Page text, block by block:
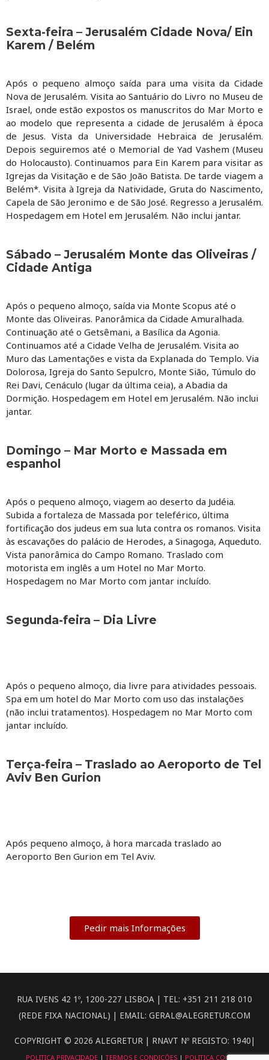
Sexta-feira – Jerusalém Cidade Nova/ Ein
Karem / Belém
Após o pequeno almoço saída para uma visita da Cidade
Nova de Jerusalém. Visita ao Santuário do Livro no Museu de
Israel, onde estão expostos os manuscritos do Mar Morto e
ao modelo que representa a cidade de Jerusalém à época
de Jesus. Vista da Universidade Hebraica de Jerusalém.
Depois seguiremos até o Memorial de Yad Vashem (Museu
do Holocausto). Continuamos para Ein Karem para visitar as
Igrejas da Visitação e de São João Batista. De tarde viagem a
Belém*. Visita à Igreja da Natividade, Gruta do Nascimento,
Capela de São Jeronimo e de São José. Regresso a Jerusalém.
Hospedagem em Hotel em Jerusalém. Não inclui jantar.
Sábado – Jerusalém Monte das Oliveiras /
Cidade Antiga
Após o pequeno almoço, saída via Monte Scopus até o
Monte das Oliveiras. Panorâmica da Cidade Amuralhada.
Continuação até o Getsêmani, a Basílica da Agonia.
Continuamos até a Cidade Velha de Jerusalém. Visita ao
Muro das Lamentações e vista da Explanada do Templo. Via
Dolorosa, Igreja do Santo Sepulcro, Monte Sião, Túmulo do
Rei Davi, Cenáculo (lugar da última ceia), a Abadia da
Dormição. Hospedagem em Hotel em Jerusalém. Não inclui
jantar.
Domingo – Mar Morto e Massada em
espanhol
Após o pequeno almoço, viagem ao deserto da Judéia.
Subida a fortaleza de Massada por teleférico, última
fortificação dos judeus em sua luta contra os romanos. Visita
às escavações do palácio de Herodes, a Sinagoga, Aqueduto.
Vista panorâmica do Campo Romano. Traslado com
motorista em inglês a um Hotel no Mar Morto.
Hospedagem no Mar Morto com jantar incluído.
Segunda-feira – Dia Livre
Após o pequeno almoço, dia livre para atividades pessoais.
Spa em um hotel do Mar Morto com uso das instalações
(não inclui tratamentos). Hospedagem no Mar Morto com
jantar incluído.
Terça-feira – Traslado ao Aeroporto de Tel
Aviv Ben Gurion
Após pequeno almoço, à hora marcada traslado ao
Aeroporto Ben Gurion em Tel Aviv.
Pedir mais Informações
RUA IVENS 42 1º, 1200-227 LISBOA | TEL: +351 211 218 010
(REDE FIXA NACIONAL) | EMAIL: GERAL@ALEGRETUR.COM
COPYRIGHT © 2026 ALEGRETUR | RNAVT Nº REGISTO: 1940|
POLITICA PRIVACIDADE |TERMOS E CONDIÇÕES | POLITICA COOKIES